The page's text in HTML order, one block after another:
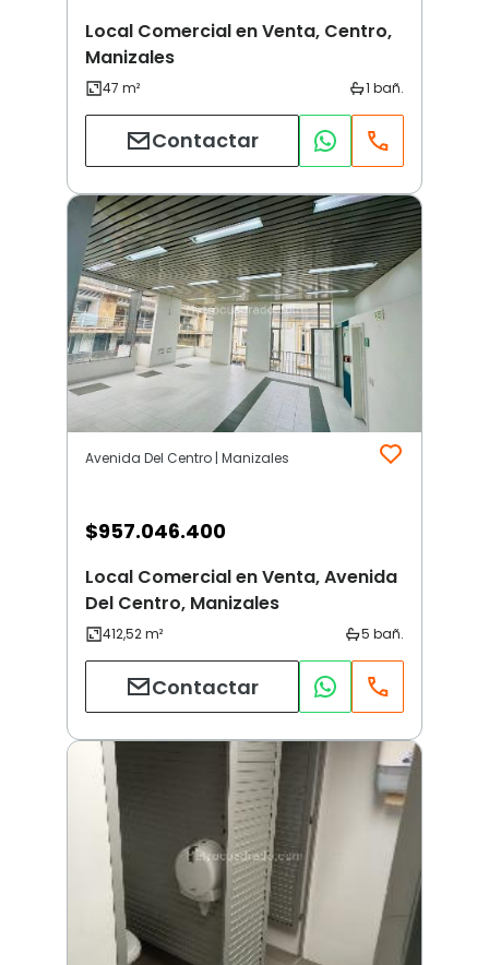
Local Comercial en Venta, Centro,
Manizales
Contactar
Avenida Del Centro | Manizales
$957.046.400
Local Comercial en Venta, Avenida
Del Centro, Manizales
Contactar